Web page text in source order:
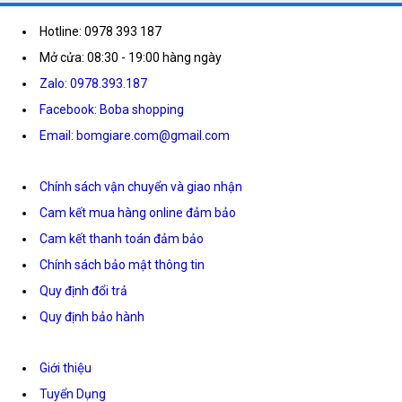
Hotline: 0978 393 187
Mở cửa: 08:30 - 19:00 hàng ngày
Zalo: 0978.393.187
Facebook: Boba shopping
Email: bomgiare.com@gmail.com
Chính sách vận chuyển và giao nhận
Cam kết mua hàng online đảm bảo
Cam kết thanh toán đảm bảo
Chính sách bảo mật thông tin
Quy định đổi trả
Quy định bảo hành
Giới thiệu
Tuyển Dụng